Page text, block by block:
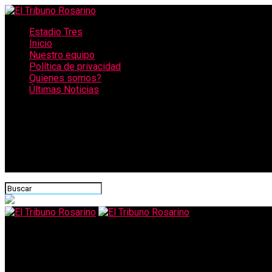
Estadio Tres
Inicio
Nuestro equipo
Política de privacidad
Quienes somos?
Últimas Noticias